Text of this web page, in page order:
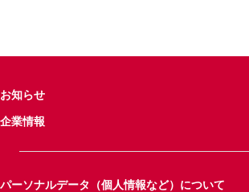
お知らせ
企業情報
パーソナルデータ（個人情報など）について